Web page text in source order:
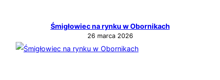
Śmigłowiec na rynku w Obornikach
26 marca 2026